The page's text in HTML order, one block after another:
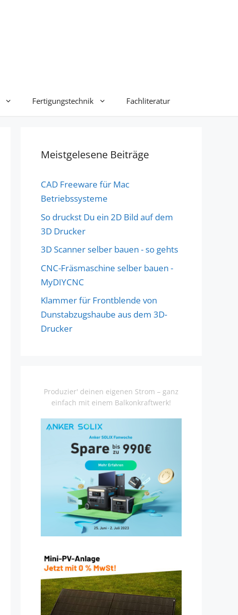
Fertigungstechnik Fachliteratur
Meistgelesene Beiträge
CAD Freeware für Mac
Betriebssysteme
So druckst Du ein 2D Bild auf dem
3D Drucker
3D Scanner selber bauen - so gehts
CNC-Fräsmaschine selber bauen -
MyDIYCNC
Klammer für Frontblende von
Dunstabzugshaube aus dem 3D-
Drucker
Produzier' deinen eigenen Strom – ganz
einfach mit einem Balkonkraftwerk!